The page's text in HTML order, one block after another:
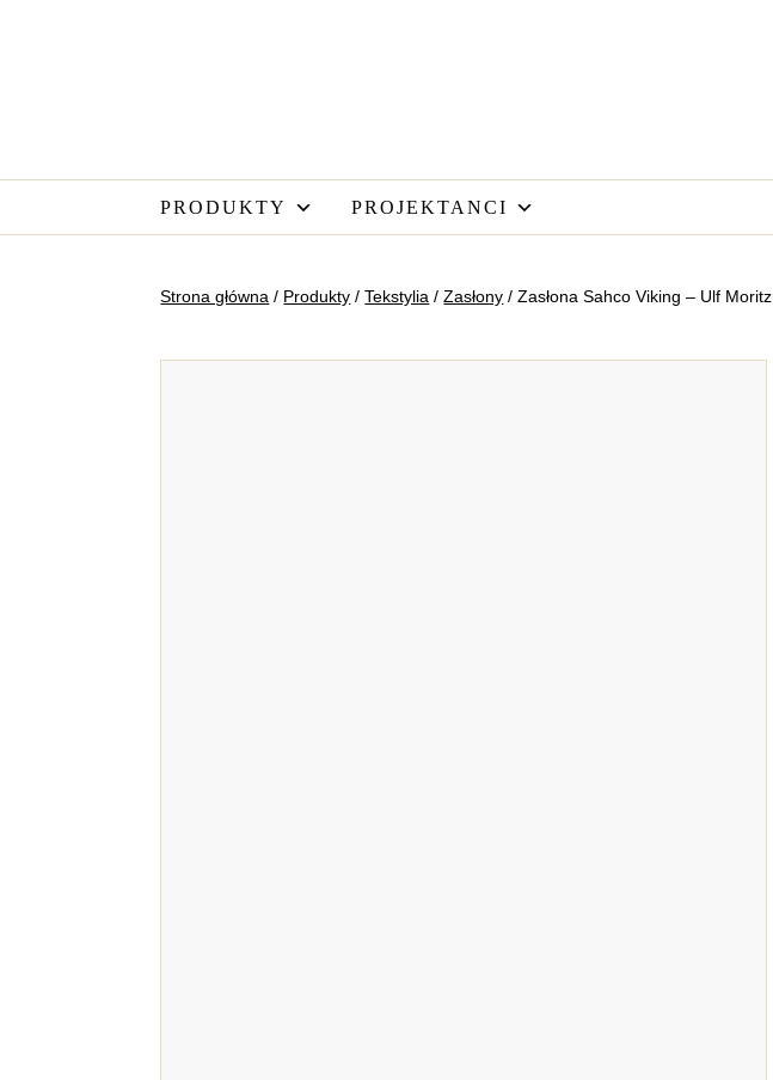
PRODUKTY PROJEKTANCI
Strona główna / Produkty /Tekstylia /Zasłony / Zasłona Sahco Viking – Ulf Moritz